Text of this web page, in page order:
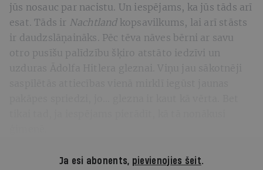
jūs nosauc par nacistu. Un iespējams, ka jūs tāds arī
esat. Tāds ir Nachtland kopsavilkums, lai arī stāsts
ir daudzslāņaināks. Pēc tēva nāves bērni ar savu
otro pusīšu palīdzību šķiro atstāto iedzīvi un
uzduras Ādolfa Hitlera gleznai. Viņu jau sākotnēji
Ja esi abonents, pievienojies šeit.